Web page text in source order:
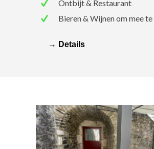
Ontbijt & Restaurant
Bieren & Wijnen om mee te
→ Details